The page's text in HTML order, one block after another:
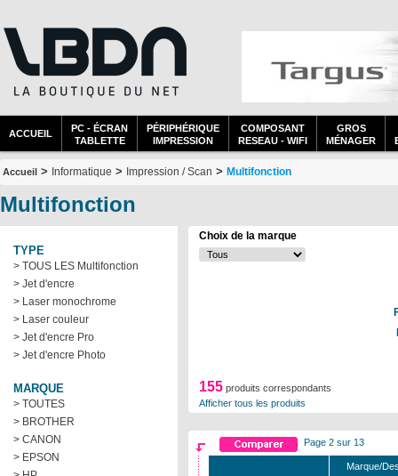
ACCUEIL
PC - ÉCRAN
TABLETTE
PÉRIPHÉRIQUE
IMPRESSION
COMPOSANT
RESEAU - WIFI
GROS
MÉNAGER
Accueil > Informatique > Impression / Scan > Multifonction
Multifonction
TYPE
> TOUS LES Multifonction
> Jet d'encre
> Laser monochrome
> Laser couleur
> Jet d'encre Pro
> Jet d'encre Photo
MARQUE
> TOUTES
> BROTHER
> CANON
> EPSON
Choix de la marque
155 produits correspondants
Afficher tous les produits
Page 2 sur 13
Marque/